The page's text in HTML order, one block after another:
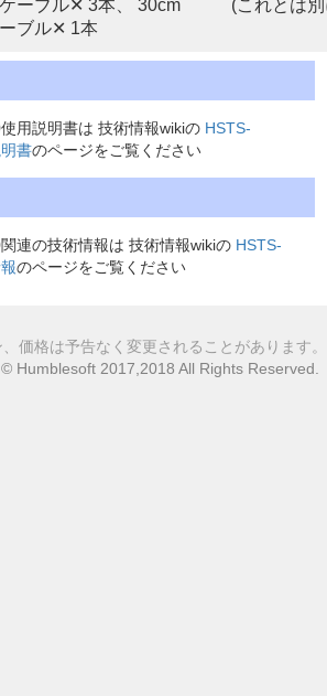
ーブル✕ 3本、 30cm
ブル✕ 1本
(これとは
用説明書は 技術情報wikiの HSTS-
書のページをご覧ください
連の技術情報は 技術情報wikiの HSTS-
のページをご覧ください
価格は予告なく変更されることがあります。
Humblesoft 2017,2018 All Rights Reserved.